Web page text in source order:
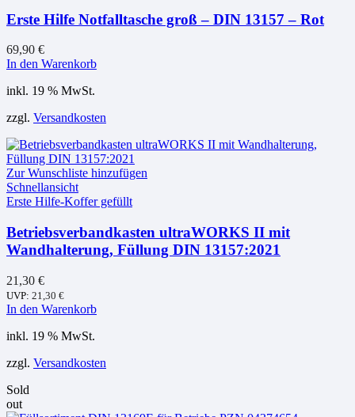
Produktseite
Erste Hilfe Notfalltasche groß – DIN 13157 – Rot
69,90 €
In den Warenkorb
inkl. 19 % MwSt.
zzgl. Versandkosten
Zur Wunschliste hinzufügen
Schnellansicht
Erste Hilfe-Koffer gefüllt
Betriebsverbandkasten ultraWORKS II mit
Wandhalterung, Füllung DIN 13157:2021
21,30 €
UVP: 21,30 €
In den Warenkorb
inkl. 19 % MwSt.
zzgl. Versandkosten
Sold
out